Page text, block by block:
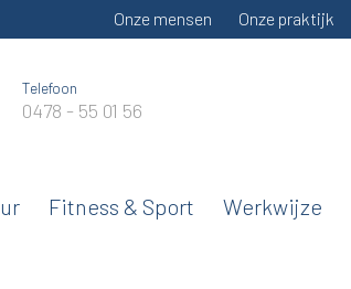
Onze mensen Onze praktijk
Telefoon
0478 - 55 01 56
Fitness & Sport Werkwijze